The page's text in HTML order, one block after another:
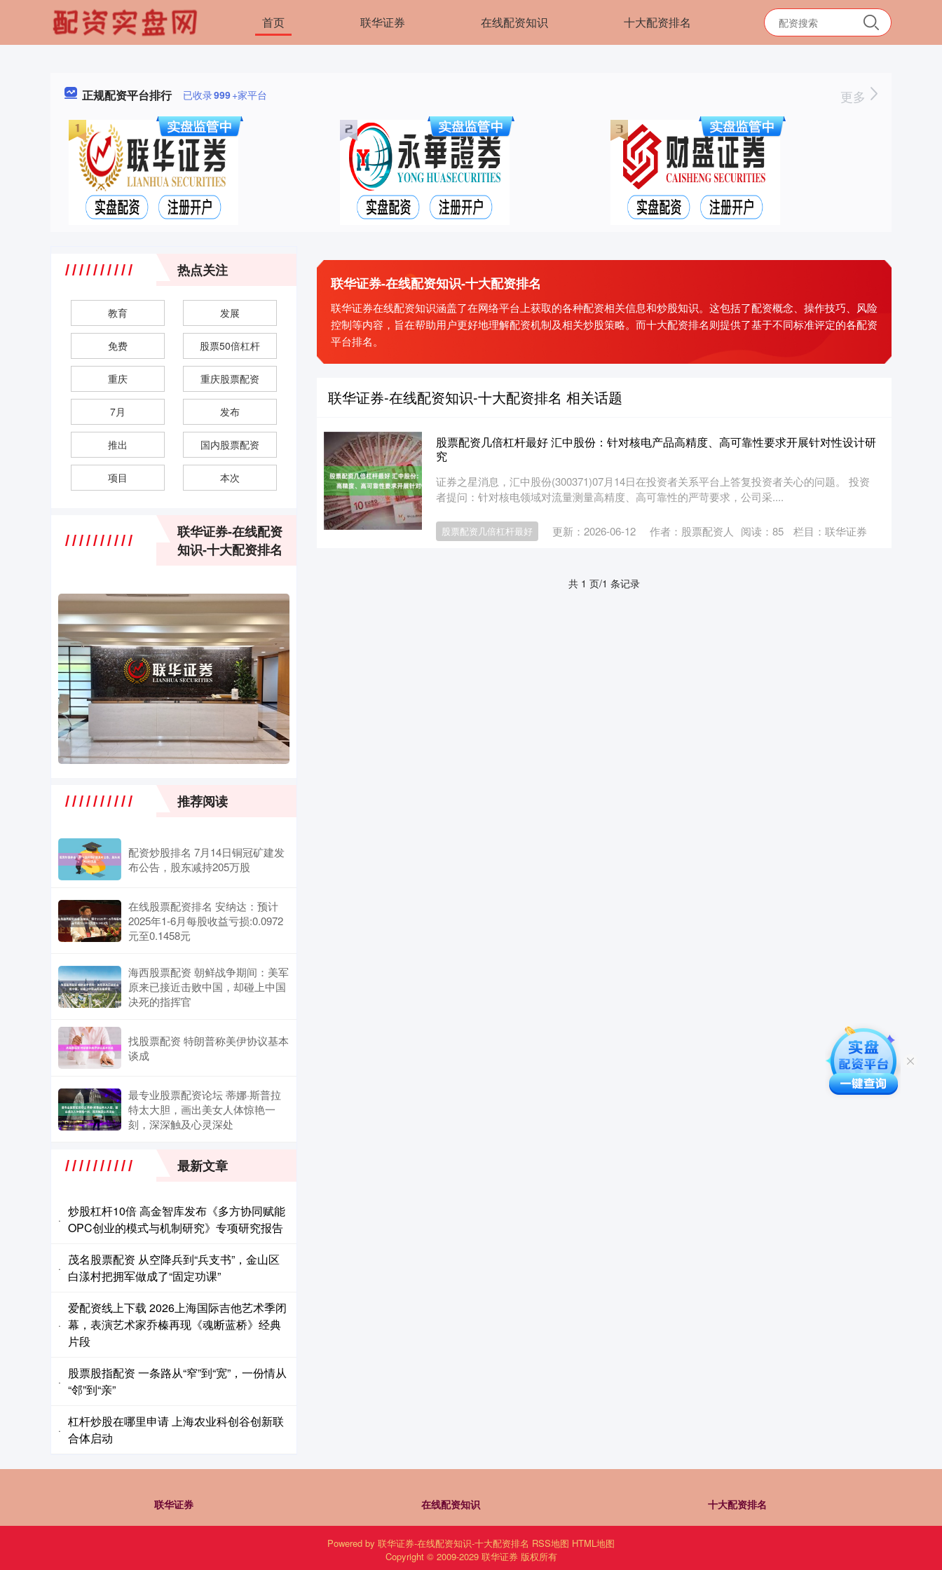
首页 联华证券 在线配资知识 十大配资排名
正规配资平台排行 已收录999+家平台 更多
联华证券-在线配资知识-十大配资排名
联华证券在线配资知识涵盖了在网络平台上获取的各种配资相关信息和炒股知识。这包括了配资概念、操作技巧、风险
控制等内容，旨在帮助用户更好地理解配资机制及相关炒股策略。而十大配资排名则提供了基于不同标准评定的各配资
平台排名。
联华证券-在线配资知识-十大配资排名 相关话题
股票配资几倍杠杆最好 汇中股份：针对核电产品高精度、高可靠性要求开展针对性设计研
究
证券之星消息，汇中股份(300371)07月14日在投资者关系平台上答复投资者关心的问题。 投资
者提问：针对核电领域对流量测量高精度、高可靠性的严苛要求，公司采....
股票配资几倍杠杆最好 更新：2026-06-12 作者：股票配资人 阅读： 85 栏目： 联华证券
共 1 页/1 条记录
热点关注
教育 发展
免费 股票50倍杠杆
重庆 重庆股票配资
7月 发布
推出 国内股票配资
项目 本次
联华证券-在线配资
知识-十大配资排名
推荐阅读
配资炒股排名 7月14日铜冠矿建发
布公告，股东减持205万股
在线股票配资排名 安纳达：预计
2025年1-6月每股收益亏损:0.0972
元至0.1458元
海西股票配资 朝鲜战争期间：美军
原来已接近击败中国，却碰上中国
决死的指挥官
找股票配资 特朗普称美伊协议基本
谈成
最专业股票配资论坛 蒂娜·斯普拉
特太大胆，画出美女人体惊艳一
刻，深深触及心灵深处
最新文章
·
炒股杠杆10倍 高金智库发布《多方协同赋能
OPC创业的模式与机制研究》专项研究报告
·
茂名股票配资 从空降兵到“兵支书”，金山区
白漾村把拥军做成了“固定功课”
·
爱配资线上下载 2026上海国际吉他艺术季闭
幕，表演艺术家乔榛再现《魂断蓝桥》经典
片段
·
股票股指配资 一条路从“窄”到“宽”，一份情从
“邻”到“亲”
·
杠杆炒股在哪里申请 上海农业科创谷创新联
合体启动
联华证券 在线配资知识 十大配资排名
Powered by 联华证券-在线配资知识-十大配资排名 RSS地图 HTML地图
Copyright © 2009-2029 联华证券 版权所有